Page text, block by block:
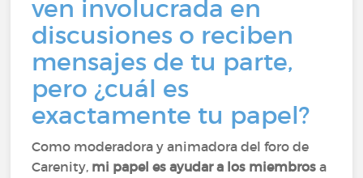
ven involucrada en
discusiones o reciben
mensajes de tu parte,
pero ¿cuál es
exactamente tu papel?
Como moderadora y animadora del foro de
Carenity, mi papel es ayudar a los miembros a